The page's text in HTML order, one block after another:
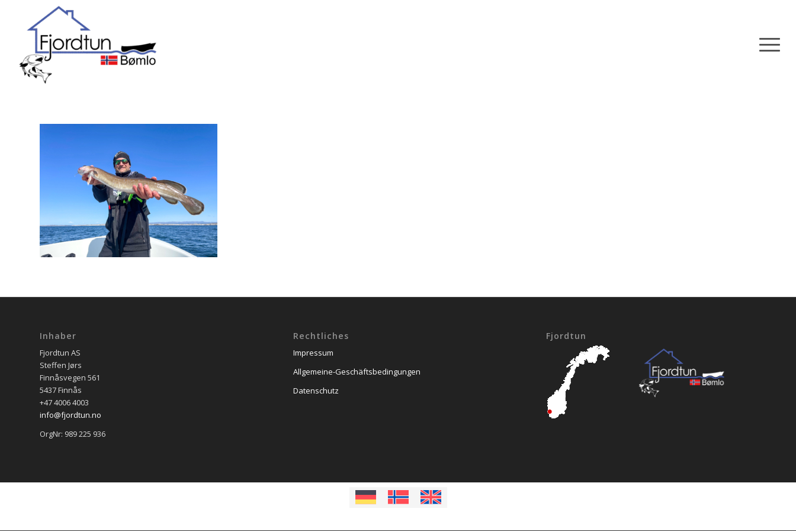
Inhaber
Fjordtun AS
Steffen Jørs
Finnåsvegen 561
5437 Finnås
+47 4006 4003
info@fjordtun.no
OrgNr: 989 225 936
Rechtliches
Impressum
Allgemeine-Geschäftsbedingungen
Datenschutz
Fjordtun